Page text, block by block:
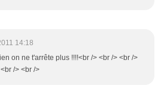
14:18
on ne t'arrête plus !!!!<br /> <br /> <br />
/> <br />